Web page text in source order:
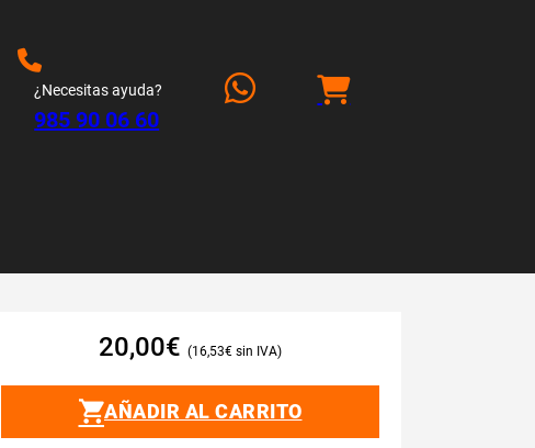
¿Necesitas ayuda?
985 90 06 60
20,00€ 16,53€
AÑADIR AL CARRITO